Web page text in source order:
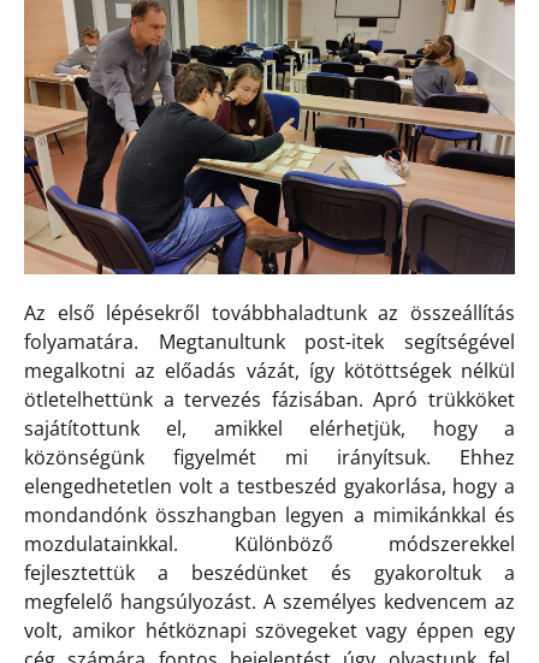
Az első lépésekről továbbhaladtunk az összeállítás
folyamatára. Megtanultunk post-itek segítségével
megalkotni az előadás vázát, így kötöttségek nélkül
ötletelhettünk a tervezés fázisában. Apró trükköket
sajátítottunk el, amikkel elérhetjük, hogy a
közönségünk figyelmét mi irányítsuk. Ehhez
elengedhetetlen volt a testbeszéd gyakorlása, hogy a
mondandónk összhangban legyen a mimikánkkal és
mozdulatainkkal. Különböző módszerekkel
fejlesztettük a beszédünket és gyakoroltuk a
megfelelő hangsúlyozást. A személyes kedvencem az
volt, amikor hétköznapi szövegeket vagy éppen egy